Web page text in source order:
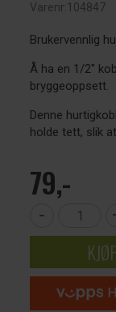
Varenr:104847
Brukervennlig
Å ha en 1/2"
bryggeoppsett.
Denne
holde tett, slik
79,-
-